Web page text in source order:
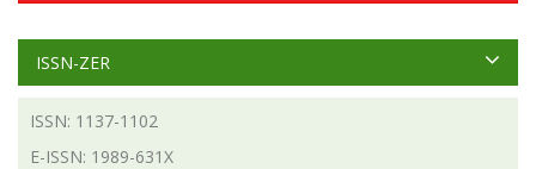
ISSN-ZER
ISSN: 1137-1102
E-ISSN: 1989-631X